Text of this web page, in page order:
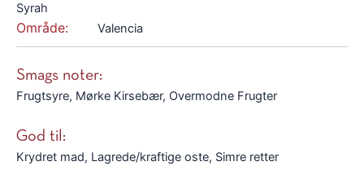
Syrah
Område: Valencia
Smags noter:
Frugtsyre, Mørke Kirsebær, Overmodne Frugter
God til:
Krydret mad, Lagrede/kraftige oste, Simre retter